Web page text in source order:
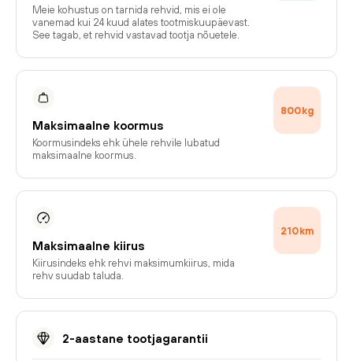
Meie kohustus on tarnida rehvid, mis ei ole
vanemad kui 24 kuud alates tootmiskuupäevast.
See tagab, et rehvid vastavad tootja nõuetele.
Maksimaalne koormus
Koormusindeks ehk ühele rehvile lubatud
maksimaalne koormus.
800kg
Maksimaalne kiirus
Kiirusindeks ehk rehvi maksimumkiirus, mida
rehv suudab taluda.
210km
2-aastane tootjagarantii